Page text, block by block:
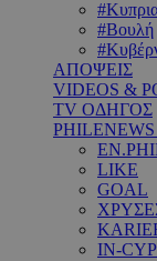
#Βουλή
ΑΠΟΨΕΙΣ
VIDEOS &
TV ΟΔΗΓΟΣ
LIKE
GOAL
IN-